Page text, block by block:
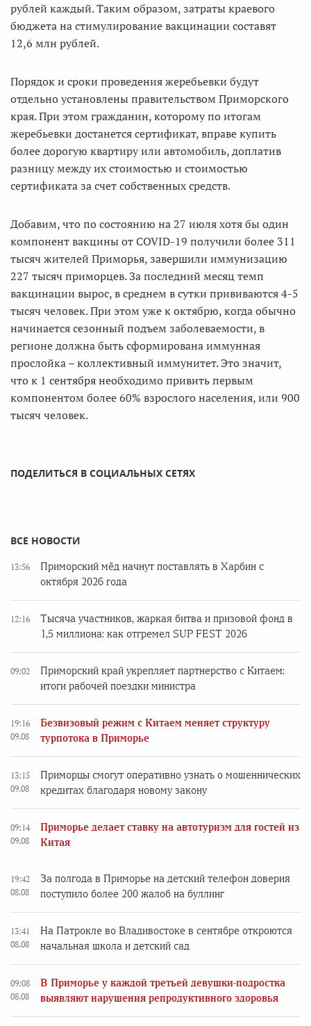
рублей каждый. Таким образом, затраты краевого
бюджета на стимулирование вакцинации составят
12,6 млн рублей.
Порядок и сроки проведения жеребьевки будут
отдельно установлены правительством Приморского
края. При этом гражданин, которому по итогам
жеребьевки достанется сертификат, вправе купить
более дорогую квартиру или автомобиль, доплатив
разницу между их стоимостью и стоимостью
сертификата за счет собственных средств.
Добавим, что по состоянию на 27 июля хотя бы один
компонент вакцины от COVID-19 получили более 311
тысяч жителей Приморья, завершили иммунизацию
227 тысяч приморцев. За последний месяц темп
вакцинации вырос, в среднем в сутки прививаются 4-5
тысяч человек. При этом уже к октябрю, когда обычно
начинается сезонный подъем заболеваемости, в
регионе должна быть сформирована иммунная
прослойка – коллективный иммунитет. Это значит,
что к 1 сентября необходимо привить первым
компонентом более 60% взрослого населения, или 900
тысяч человек.
ПОДЕЛИТЬСЯ В СОЦИАЛЬНЫХ СЕТЯХ
ВСЕ НОВОСТИ
13:56
Приморский мёд начнут поставлять в Харбин с
октября 2026 года
12:16
Тысяча участников, жаркая битва и призовой фонд в
1,5 миллиона: как отгремел SUP FEST 2026
09:02
Приморский край укрепляет партнерство с Китаем:
итоги рабочей поездки министра
19:16
09.08
Безвизовый режим с Китаем меняет структуру
турпотока в Приморье
13:15
09.08
Приморцы смогут оперативно узнать о мошеннических
кредитах благодаря новому закону
09:14
09.08
Приморье делает ставку на автотуризм для гостей из
Китая
19:42
08.08
За полгода в Приморье на детский телефон доверия
поступило более 200 жалоб на буллинг
13:41
08.08
На Патрокле во Владивостоке в сентябре откроются
начальная школа и детский сад
09:08
08.08
В Приморье у каждой третьей девушки-подростка
выявляют нарушения репродуктивного здоровья